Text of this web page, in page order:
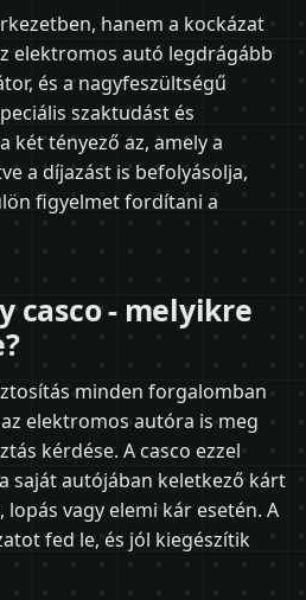
hanem a kockázat
elektromos autó legdrágább
és a nagyfeszültségű
szaktudást és
két tényező az, amely a
a díjazást is befolyásolja,
figyelmet fordítani a
casco - melyikre
minden forgalomban
elektromos autóra is meg
kérdése. A casco ezzel
saját autójában keletkező kárt
vagy elemi kár esetén. A
fed le, és jól kiegészítik